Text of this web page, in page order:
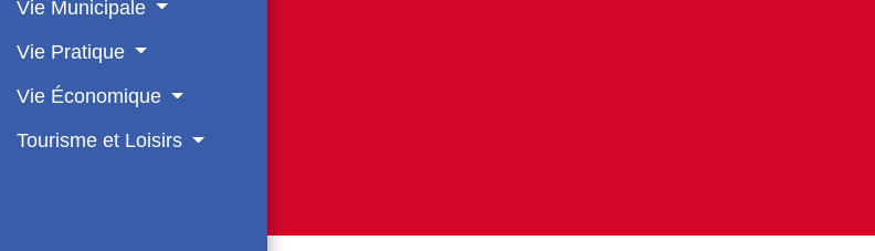
Vie Municipale
Vie Pratique
Vie Économique
Tourisme et Loisirs